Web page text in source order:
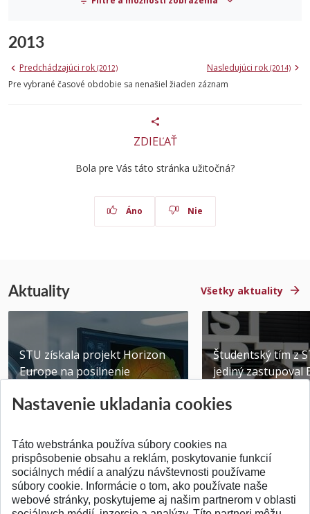
2013
Predchádzajúci rok (2012) Nasledujúci rok (2014)
Pre vybrané časové obdobie sa nenašiel žiaden záznam
ZDIEĽAŤ
Bola pre Vás táto stránka užitočná?
Áno Nie
Aktuality Všetky aktuality
STU získala projekt Horizon
Europe na posilnenie
Publikované 31.07.2026
Študentský tím z
jediný zastupoval
Publikované
SPÄŤ NA VRCH
Nastavenie ukladania cookies
Táto webstránka používa súbory cookies na
prispôsobenie obsahu a reklám, poskytovanie funkcií
sociálnych médií a analýzu návštevnosti používame
súbory cookie. Informácie o tom, ako používate naše
webové stránky, poskytujeme aj našim partnerom v oblasti